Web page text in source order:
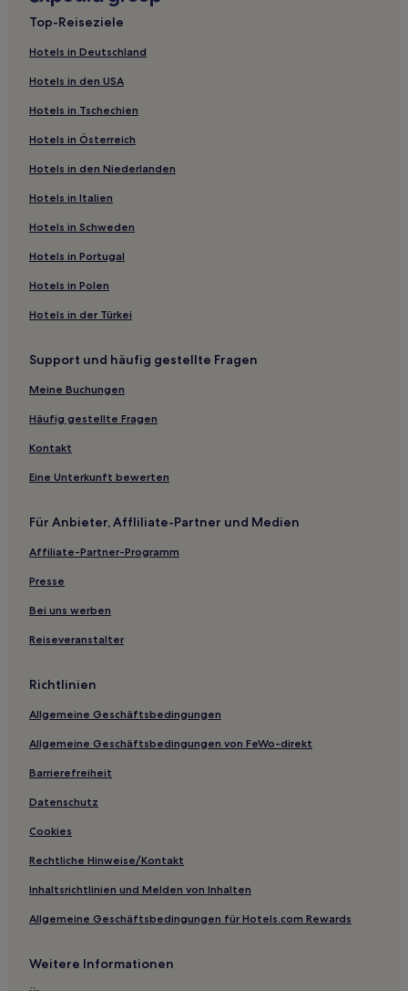
Ski in Nördliches Zentral-Colorado
Golf in Nördliches Zentral-Colorado
Hotels mit inbegriffenem Frühstück in Nördliches Zentral-
Colorado
Hotels mit Thermalbad in Aspen
Golf in Aspen
Hotels mit inbegriffenem Frühstück in Estes Park
Haustierfreundliche in Keystone
Hotels mit Parkplatz in Boulder
Haustierfreundliche in Como
Günstige in Granby
Ski in Summit County
Haustierfreundliche in Copper Mountain
Top-Reiseziele
Hotels in Deutschland
Hotels in den USA
Hotels in Tschechien
Hotels in Österreich
Hotels in den Niederlanden
Hotels in Italien
Hotels in Schweden
Hotels in Portugal
Hotels in Polen
Hotels in der Türkei
Support und häufig gestellte Fragen
Meine Buchungen
Häufig gestellte Fragen
Kontakt
Eine Unterkunft bewerten
Für Anbieter, Affliliate-Partner und Medien
Affiliate-Partner-Programm
Presse
Bei uns werben
Reiseveranstalter
Richtlinien
Allgemeine Geschäftsbedingungen
Allgemeine Geschäftsbedingungen von FeWo-direkt
Barrierefreiheit
Datenschutz
Cookies
Rechtliche Hinweise/Kontakt
Inhaltsrichtlinien und Melden von Inhalten
Allgemeine Geschäftsbedingungen für Hotels.com Rewards
Weitere Informationen